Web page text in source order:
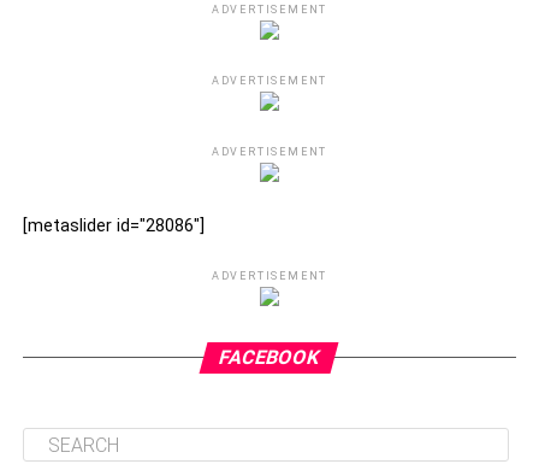
ADVERTISEMENT
ADVERTISEMENT
ADVERTISEMENT
[metaslider id="28086"]
ADVERTISEMENT
FACEBOOK